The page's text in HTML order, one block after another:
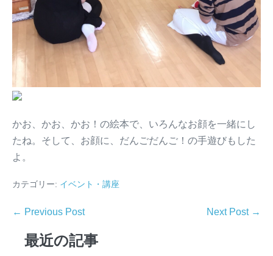
かお、かお、かお！の絵本で、いろんなお顔を一緒にし
たね。そして、お顔に、だんごだんご！の手遊びもした
よ。
カテゴリー: イベント・講座
← Previous Post Next Post →
最近の記事